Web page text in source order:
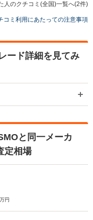
人のクチコミ(全国)一覧へ(2件)
コミ利用にあたっての注意事項
ード詳細を見てみ
と同一メーカ
定相場
万円